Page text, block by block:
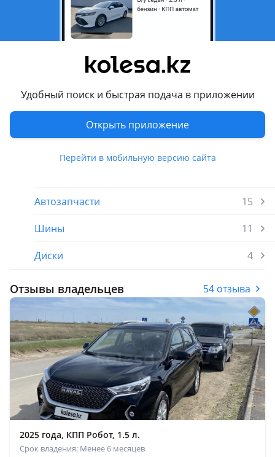
Удобный поиск и быстрая подача в приложении
Открыть приложение
Перейти в мобильную версию сайта
2803101XKZ0YA верхняя часть
Другие объявления продавца
Автозапчасти
15
Шины
11
Диски
4
Отзывы владельцев 54 отзыва
2025 года, КПП Робот, 1.5 л.
Срок владения: Менее 6 месяцев